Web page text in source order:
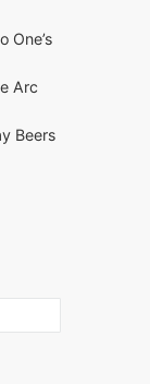
One’s
Arc
Beers